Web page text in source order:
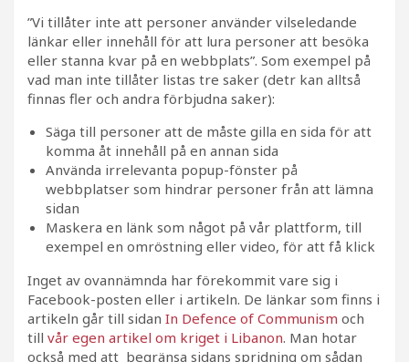
”Vi tillåter inte att personer använder vilseledande
länkar eller innehåll för att lura personer att besöka
eller stanna kvar på en webbplats”. Som exempel på
vad man inte tillåter listas tre saker (detr kan alltså
finnas fler och andra förbjudna saker):
Säga till personer att de måste gilla en sida för att
komma åt innehåll på en annan sida
Använda irrelevanta popup-fönster på
webbplatser som hindrar personer från att lämna
sidan
Maskera en länk som något på vår plattform, till
exempel en omröstning eller video, för att få klick
Inget av ovannämnda har förekommit vare sig i
Facebook-posten eller i artikeln. De länkar som finns i
artikeln går till sidan In Defence of Communism och
till vår egen artikel om kriget i Libanon. Man hotar
också med att begränsa sidans spridning om sådan